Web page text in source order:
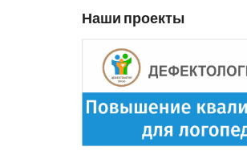
Наши проекты